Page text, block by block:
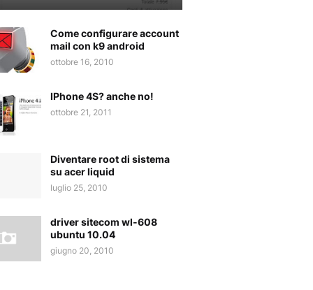
Come configurare account
mail con k9 android
ottobre 16, 2010
IPhone 4S? anche no!
ottobre 21, 2011
Diventare root di sistema
su acer liquid
luglio 25, 2010
driver sitecom wl-608
ubuntu 10.04
giugno 20, 2010